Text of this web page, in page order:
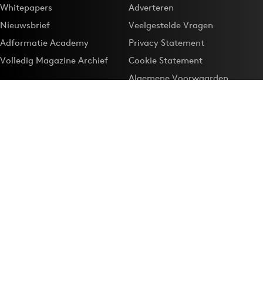
Whitepapers
Nieuwsbrief
Adformatie Academy
Volledig Magazine Archief
Adverteren
Veelgestelde Vragen
Privacy Statement
Cookie Statement
Algemene Voorwaarden